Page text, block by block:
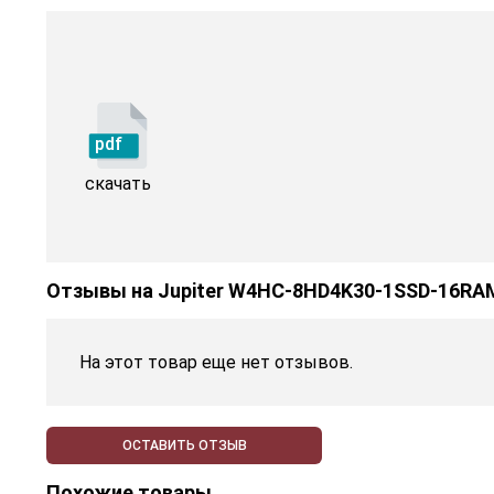
pdf
скачать
Отзывы на Jupiter W4HC-8HD4K30-1SSD-
На этот товар еще нет отзывов.
ОСТАВИТЬ ОТЗЫВ